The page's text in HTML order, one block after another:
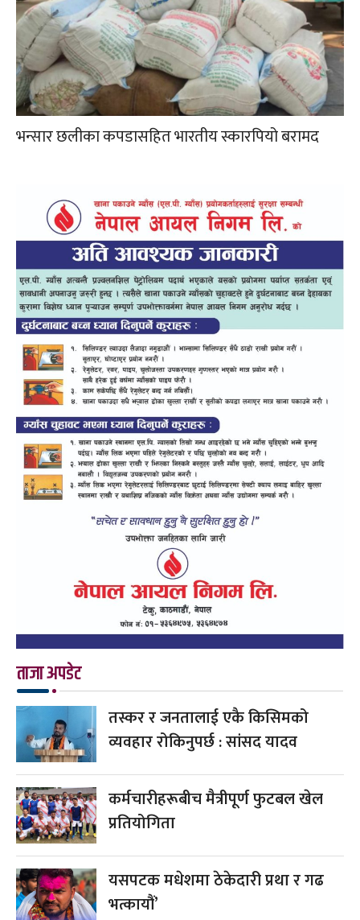
भन्सार छलीका कपडासहित भारतीय स्कारपियो बरामद
ताजा अपडेट
तस्कर र जनतालाई एकै किसिमको
व्यवहार रोकिनुपर्छ : सांसद यादव
कर्मचारीहरूबीच मैत्रीपूर्ण फुटबल खेल
प्रतियोगिता
यसपटक मधेशमा ठेकेदारी प्रथा र गढ
भत्कायौं’